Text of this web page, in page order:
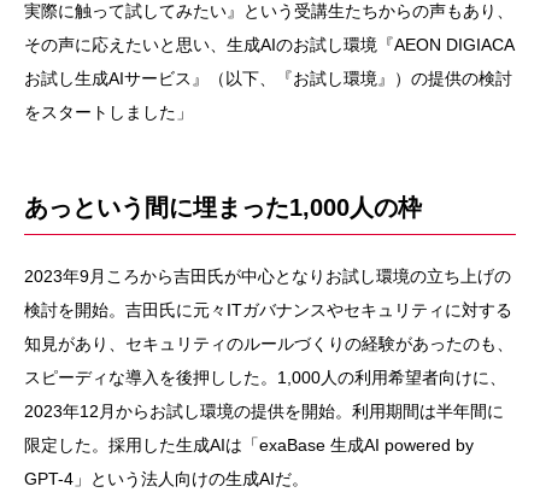
実際に触って試してみたい』という受講生たちからの声もあり、
その声に応えたいと思い、生成AIのお試し環境『AEON DIGIACA
お試し生成AIサービス』（以下、『お試し環境』）の提供の検討
をスタートしました」
あっという間に埋まった1,000人の枠
2023年9月ころから吉田氏が中心となりお試し環境の立ち上げの
検討を開始。吉田氏に元々ITガバナンスやセキュリティに対する
知見があり、セキュリティのルールづくりの経験があったのも、
スピーディな導入を後押しした。1,000人の利用希望者向けに、
2023年12月からお試し環境の提供を開始。利用期間は半年間に
限定した。採用した生成AIは「exaBase 生成AI powered by
GPT-4」という法人向けの生成AIだ。